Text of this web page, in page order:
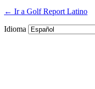
← Ir a Golf Report Latino
Idioma